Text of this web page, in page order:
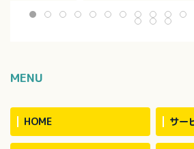
MENU
HOME サー